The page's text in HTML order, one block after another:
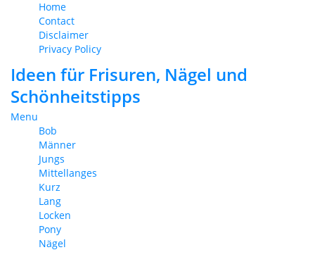
Home
Contact
Disclaimer
Privacy Policy
Ideen für Frisuren, Nägel und
Schönheitstipps
Menu
Bob
Männer
Jungs
Mittellanges
Kurz
Lang
Locken
Pony
Nägel